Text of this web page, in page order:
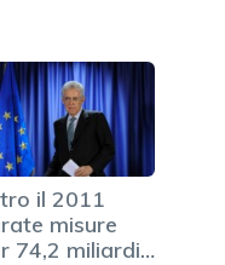
il 2011
misure
74,2 miliardi